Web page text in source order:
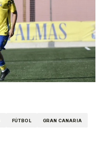
FÚTBOL GRAN CANARIA